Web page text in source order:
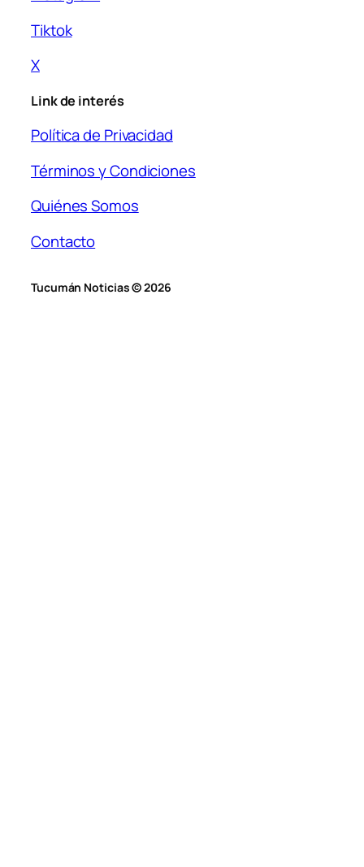
Tiktok
X
Link de interés
Política de Privacidad
Términos y Condiciones
Quiénes Somos
Contacto
Tucumán Noticias © 2026